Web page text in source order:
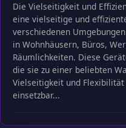
Die Vielseitigkeit und
eine vielseitige und
verschiedenen
in Wohnhäusern, Büros,
Räumlichkeiten. Diese
die sie zu einer beliebten
Vielseitigkeit und
einsetzbar...